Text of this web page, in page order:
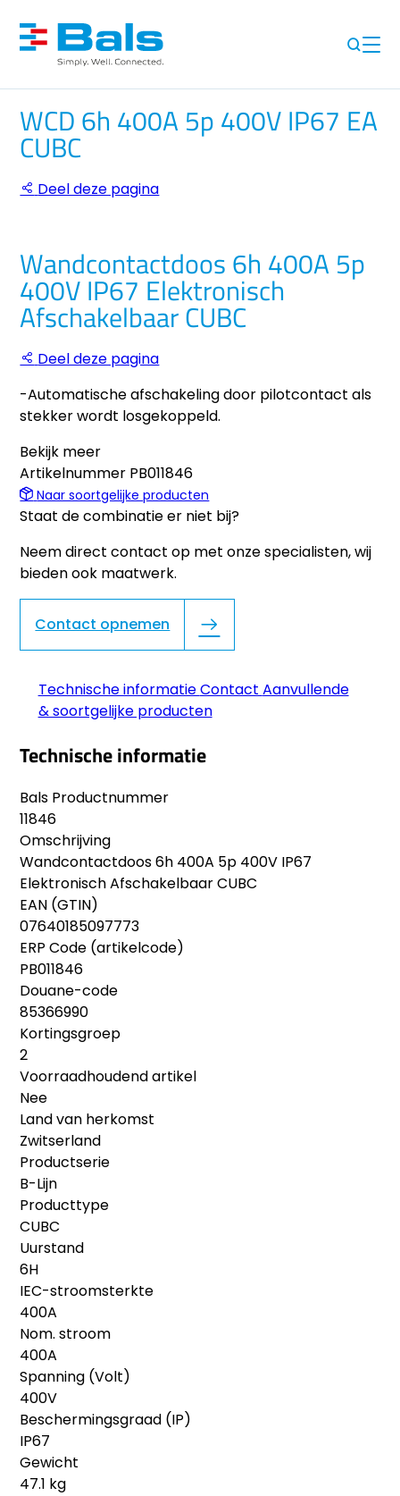
WCD 6h 400A 5p 400V IP67 EA
CUBC
Deel deze pagina
Wandcontactdoos 6h 400A 5p
400V IP67 Elektronisch
Afschakelbaar CUBC
Deel deze pagina
-Automatische afschakeling door pilotcontact als
stekker wordt losgekoppeld.
Bekijk meer
Artikelnummer PB011846
Naar soortgelijke producten
Staat de combinatie er niet bij?
Neem direct contact op met onze specialisten, wij
bieden ook maatwerk.
Contact opnemen
Technische informatieContact Aanvullende
& soortgelijke producten
Technische informatie
Bals Productnummer
11846
Omschrijving
Wandcontactdoos 6h 400A 5p 400V IP67
Elektronisch Afschakelbaar CUBC
EAN (GTIN)
07640185097773
ERP Code (artikelcode)
PB011846
Douane-code
85366990
Kortingsgroep
2
Voorraadhoudend artikel
Nee
Land van herkomst
Zwitserland
Productserie
B-Lijn
Producttype
CUBC
Uurstand
6H
IEC-stroomsterkte
400A
Nom. stroom
400A
Spanning (Volt)
400V
Beschermingsgraad (IP)
IP67
Gewicht
47.1 kg